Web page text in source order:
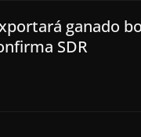
ganado
SDR